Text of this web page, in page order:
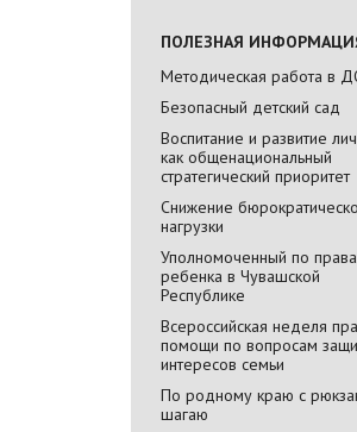
ПОЛЕЗНАЯ
Методическая работа в
Безопасный детский сад
Воспитание и развитие
как общенациональный
стратегический приоритет
Снижение
нагрузки
Уполномоченный по
ребенка в Чувашской
Республике
Всероссийская неделя
помощи по вопросам
интересов семьи
По родному краю с
шагаю